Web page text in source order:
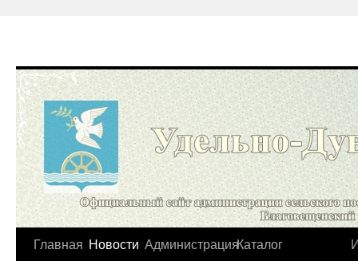
Перейти
Главная Новости АдминистрацияКаталог